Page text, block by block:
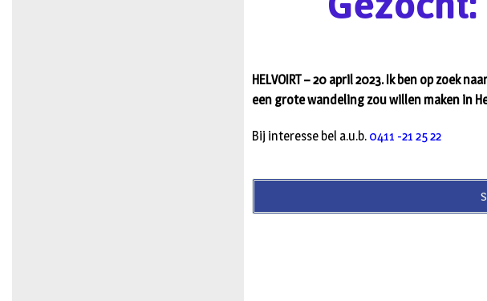
HELVOIRT – 20 april 2023. Ik ben op zoek
een grote wandeling zou willen maken in
Bij interesse bel a.u.b. 0411 -21 25 22